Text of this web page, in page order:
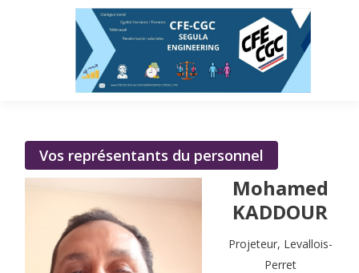
Vos représentants du personnel
Mohamed
KADDOUR
Projeteur, Levallois-
Perret